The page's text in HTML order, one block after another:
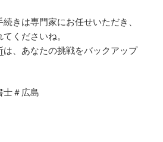
続きは専門家にお任せいただき、
くださいね。
は、あなたの挑戦をバックアップ
士＃広島